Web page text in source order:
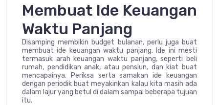
Membuat Ide Keuangan
Waktu Panjang
Disamping membikin budget bulanan, perlu juga buat
membuat ide keuangan waktu panjang. Ide ini mesti
termasuk arah keuangan waktu panjang, seperti beli
rumah, pendidikan anak, atau pensiun, dan kiat buat
mencapainya. Periksa serta samakan ide keuangan
dengan periodik buat meyakinkan kalau kita masih ada
dalam lajur yang betul di dalam sampai beberapa tujuan
itu.